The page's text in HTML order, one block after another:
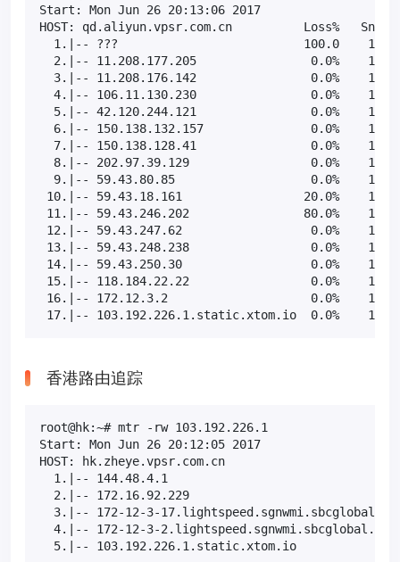
Start: Mon Jun 26 20:13:06 2017
HOST: qd.aliyun.vpsr.com.cn          Loss%   Snt
1.|-- ???                          100.0    10
2.|-- 11.208.177.205                0.0%    10
3.|-- 11.208.176.142                0.0%    10
4.|-- 106.11.130.230                0.0%    10
5.|-- 42.120.244.121                0.0%    10
6.|-- 150.138.132.157               0.0%    10
7.|-- 150.138.128.41                0.0%    10
8.|-- 202.97.39.129                 0.0%    10
9.|-- 59.43.80.85                   0.0%    10
10.|-- 59.43.18.161                 20.0%    10
11.|-- 59.43.246.202                80.0%    10
12.|-- 59.43.247.62                  0.0%    10
13.|-- 59.43.248.238                 0.0%    10
14.|-- 59.43.250.30                  0.0%    10
15.|-- 118.184.22.22                 0.0%    10
16.|-- 172.12.3.2                    0.0%    10
17.|-- 103.192.226.1.static.xtom.io  0.0%    10
香港路由追踪
root@hk:~# mtr -rw 103.192.226.1
Start: Mon Jun 26 20:12:05 2017
HOST: hk.zheye.vpsr.com.cn
1.|-- 144.48.4.1
2.|-- 172.16.92.229
3.|-- 172-12-3-
4.|-- 172-12-3-
5.|-- 103.192.226.1.static.xtom.io